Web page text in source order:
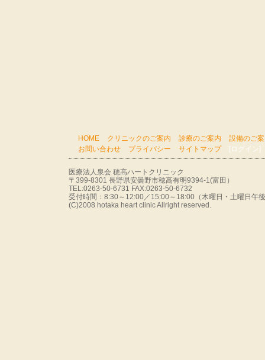
HOME クリニックのご案内 診療のご案内
設備のご
お問い合わせ
プライバシー サイトマップ [ログイン]
医療法人泉会 穂高ハートクリニック
〒399-8301 長野県安曇野市穂高有明9394-1(富田）
TEL:0263-50-6731 FAX:0263-50-6732
受付時間：8:30～12:00／15:00～18:00（木曜日・土曜日午
(C)2008 hotaka heart clinic Allright reserved.